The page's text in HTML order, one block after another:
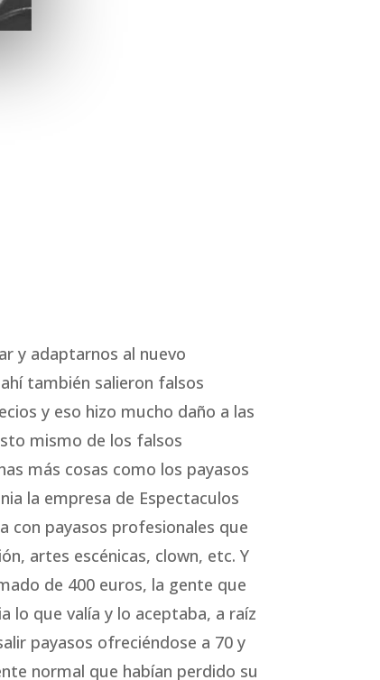
y adaptarnos al nuevo
también salieron falsos
y eso hizo mucho daño a las
mismo de los falsos
más cosas como los payasos
la empresa de Espectaculos
con payasos profesionales que
artes escénicas, clown, etc. Y
de 400 euros, la gente que
lo que valía y lo aceptaba, a raíz
payasos ofreciéndose a 70 y
normal que habían perdido su